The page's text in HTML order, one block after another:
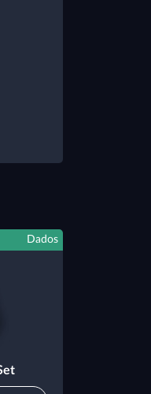
Dados